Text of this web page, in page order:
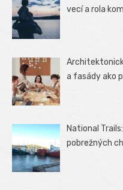
vecí a rola
a fasády ako
National
pobrežných